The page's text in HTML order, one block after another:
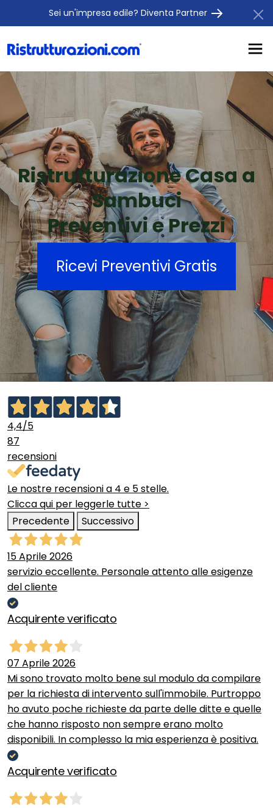
Sei un'impresa edile? Diventa Partner
Ristrutturazione Casa a
Sambuci
Preventivi e Prezzi
Ricevi Preventivi Gratis
4,4/5
87
recensioni
Le nostre recensioni a 4 e 5 stelle.
Clicca qui per leggerle tutte >
Precedente
Successivo
15 Aprile 2026
servizio eccellente. Personale attento alle esigenze
del cliente
Acquirente verificato
07 Aprile 2026
Mi sono trovato molto bene sul modulo da compilare
per la richiesta di intervento sull'immobile. Purtroppo
ho avuto poche richieste da parte delle ditte e quelle
che hanno risposto non sempre erano molto
disponibili. In complesso la mia esperienza è positiva.
Acquirente verificato